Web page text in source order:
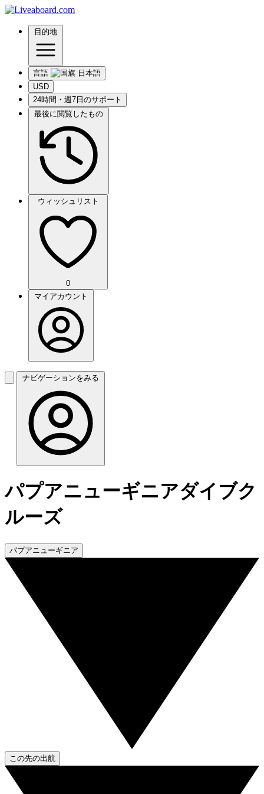
目的地
言語
USD
24時間・週7日のサポート
最後に閲覧したもの
ウィッシュリスト
0
マイアカウント
ナビゲーションをみる
パプアニューギニアダイブク
ルーズ
パプアニューギニア
この先の出航